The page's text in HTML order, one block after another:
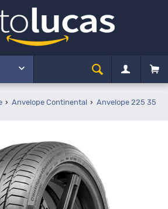
Anvelope Continental Anvelope 225 35